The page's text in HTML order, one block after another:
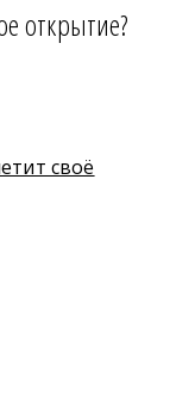
открытие?
своё